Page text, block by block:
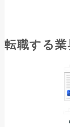
転職する業